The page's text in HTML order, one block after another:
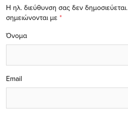
Η ηλ. διεύθυνση σας δεν δημοσιεύεται.
σημειώνονται με *
Όνομα
Email